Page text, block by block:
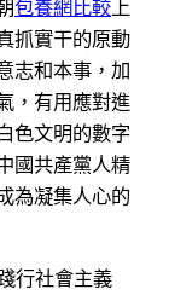
包養網比較上
抓實干的原動
志和本事，加
，有用應對進
色文明的數字
國共產黨人精
為凝集人心的
行社會主義